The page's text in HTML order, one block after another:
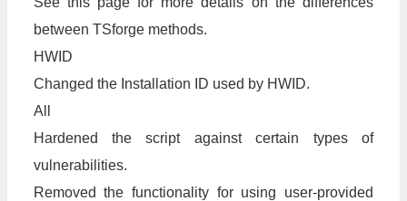
between TSforge methods.
HWID
Changed the Installation ID used by HWID.
All
Hardened the script against certain types of
vulnerabilities.
Removed the functionality for using user-provided